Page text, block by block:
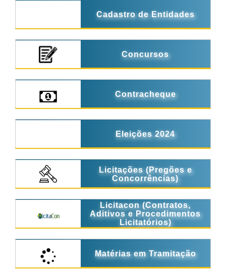
Cadastro de Entidades
Concursos
Contracheque
Eleições 2024
Licitações (Pregões e
Concorrências)
Licitacon (Contratos,
Aditivos e Procedimentos
Licitatórios)
Matérias em Tramitação